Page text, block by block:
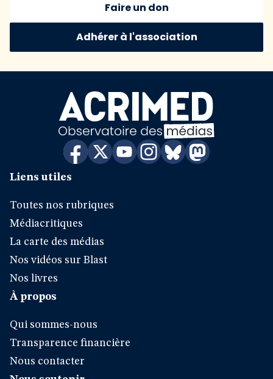
Faire un don
Adhérer à l'association
Liens utiles
Toutes nos rubriques
Médiacritiques
La carte des médias
Nos vidéos sur Blast
Nos livres
À propos
Qui sommes-nous
Transparence financière
Nous contacter